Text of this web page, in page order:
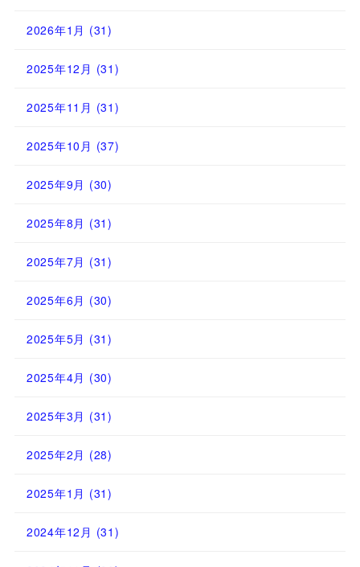
2026年1月 (31)
2025年12月 (31)
2025年11月 (31)
2025年10月 (37)
2025年9月 (30)
2025年8月 (31)
2025年7月 (31)
2025年6月 (30)
2025年5月 (31)
2025年4月 (30)
2025年3月 (31)
2025年2月 (28)
2025年1月 (31)
2024年12月 (31)